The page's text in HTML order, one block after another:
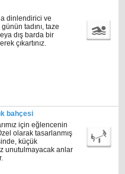
dinlendirici ve
tadını, taze
dış barda bir
çıkartınız.
bahçesi
için eğlencenin
olarak tasarlanmış
küçük
unutulmayacak anlar